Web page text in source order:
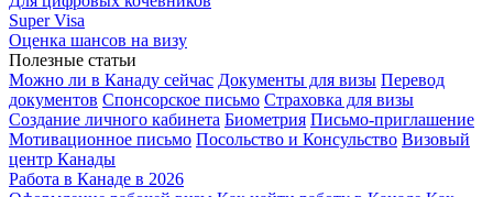
Super Visa
Оценка шансов на визу
Полезные статьи
Можно ли в Канаду сейчас Документы для визы Перевод
документов Спонсорское письмо Страховка для визы
Создание личного кабинета Биометрия Письмо-приглашение
Мотивационное письмо Посольство и Консульство Визовый
центр Канады
Работа в Канаде в 2026